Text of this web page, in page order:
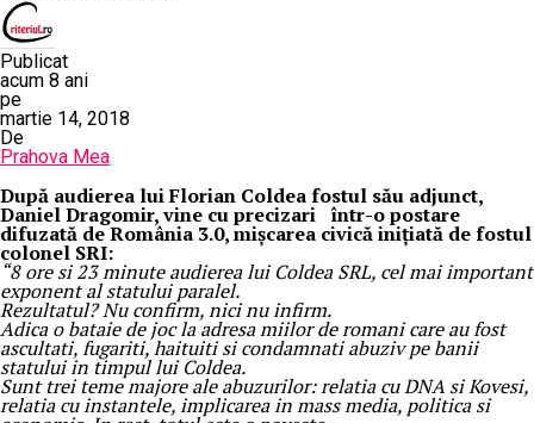
Publicat
acum 8 ani
pe
martie 14, 2018
De
Prahova Mea
După audierea lui Florian Coldea fostul său adjunct,
Daniel Dragomir, vine cu precizari într-o postare
difuzată de România 3.0, mișcarea civică inițiată de fostul
colonel SRI:
“8 ore si 23 minute audierea lui Coldea SRL, cel mai important
exponent al statului paralel.
Rezultatul? Nu confirm, nici nu infirm.
Adica o bataie de joc la adresa miilor de romani care au fost
ascultati, fugariti, haituiti si condamnati abuziv pe banii
statului in timpul lui Coldea.
Sunt trei teme majore ale abuzurilor: relatia cu DNA si Kovesi,
relatia cu instantele, implicarea in mass media, politica si